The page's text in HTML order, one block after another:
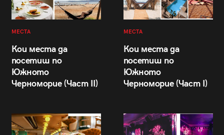
МЕСТА
Кои места да
посетиш по
Южното
Черноморие (Част II)
МЕСТА
Кои места да
посетиш по
Южното
Черноморие (Част I)